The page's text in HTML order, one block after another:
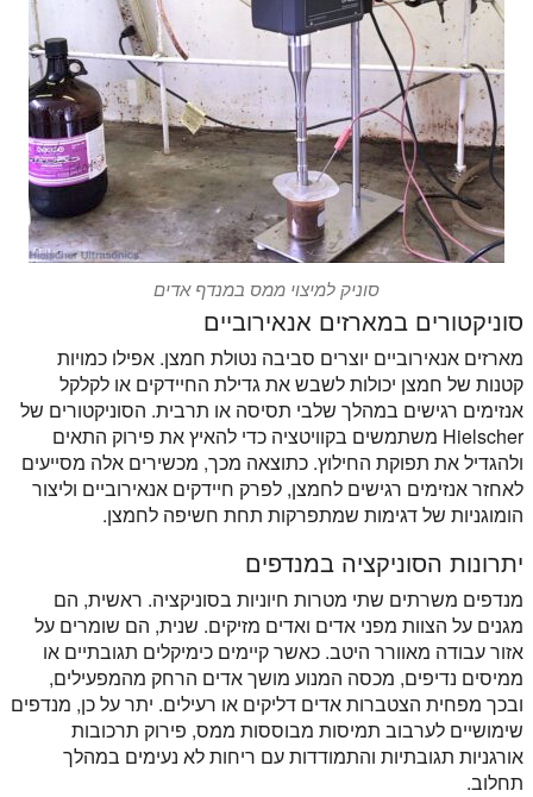
סוניק למיצוי ממס במנדף אדים
סוניקטורים במארזים אנאירוביים
מארזים אנאירוביים יוצרים סביבה נטולת חמצן. אפילו כמויות
קטנות של חמצן יכולות לשבש את גדילת החיידקים או לקלקל
אנזימים רגישים במהלך שלבי תסיסה או תרבית. הסוניקטורים של
Hielscher משתמשים בקוויטציה כדי להאיץ את פירוק התאים
ולהגדיל את תפוקת החילוץ. כתוצאה מכך, מכשירים אלה מסייעים
לאחזר אנזימים רגישים לחמצן, לפרק חיידקים אנאירוביים וליצור
הומוגניות של דגימות שמתפרקות תחת חשיפה לחמצן.
יתרונות הסוניקציה במנדפים
מנדפים משרתים שתי מטרות חיוניות בסוניקציה. ראשית, הם
מגנים על הצוות מפני אדים ואדים מזיקים. שנית, הם שומרים על
אזור עבודה מאוורר היטב. כאשר קיימים כימיקלים תגובתיים או
ממיסים נדיפים, מכסה המנוע מושך אדים הרחק מהמפעילים,
ובכך מפחית הצטברות אדים דליקים או רעילים. יתר על כן, מנדפים
שימושיים לערבוב תמיסות מבוססות ממס, פירוק תרכובות
אורגניות תגובתיות והתמודדות עם ריחות לא נעימים במהלך
תחלוב.